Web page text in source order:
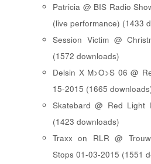
Patricia @ BIS Radio
(live performance) (1433
Session Victim @
(1572 downloads)
Delsin X M>O>S 06 @
15-2015 (1665
Skatebard @ Red Light
(1423 downloads)
Traxx on RLR @
Stops 01-03-2015 (1551